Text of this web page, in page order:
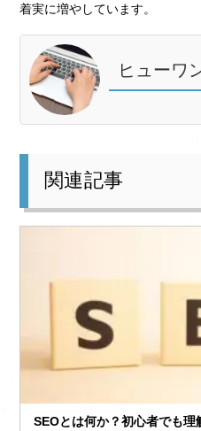
着実に増やしています。
ヒューワ
関連記事
SEOとは何か？初心者でも